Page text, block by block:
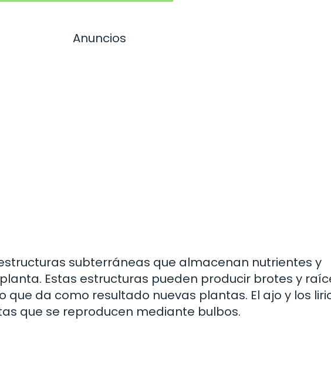
Anuncios
subterráneas que almacenan nutrientes y
Estas estructuras pueden producir brotes y
que da como resultado nuevas plantas. El ajo y los
que se reproducen mediante bulbos.